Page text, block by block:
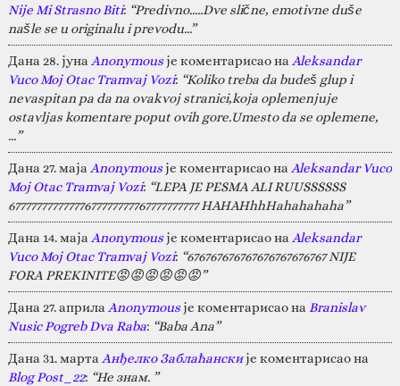
Nije Mi Strasno Biti: “Predivno.....Dve slične, emotivne duše
našle se u originalu i prevodu...”
Дана 28. јуна Anonymousје коментарисао на Aleksandar
Vuco Moj Otac Tramvaj Vozi: “Koliko treba da budeš glup i
nevaspitan pa da na ovakvoj stranici,koja oplemenjuje
ostavljas komentare poput ovih gore.Umesto da se oplemene,
…”
Дана 27. маја Anonymousје коментарисао на Aleksandar Vuco
Moj Otac Tramvaj Vozi: “LEPA JE PESMA ALI RUUSSSSSS
67777777777777677777777767777777777 HAHAHhhHahahahaha”
Дана 14. маја Anonymousје коментарисао на Aleksandar
Vuco Moj Otac Tramvaj Vozi: “676767676767676767676767 NIJE
FORA PREKINITE😡😡😡😡😡😡”
Дана 27. априла Anonymousје коментарисао на Branislav
Nusic Pogreb Dva Raba: “Baba Ana”
Дана 31. марта Анђелко Заблаћанскије коментарисао на
Blog Post_22: “Не знам. ”